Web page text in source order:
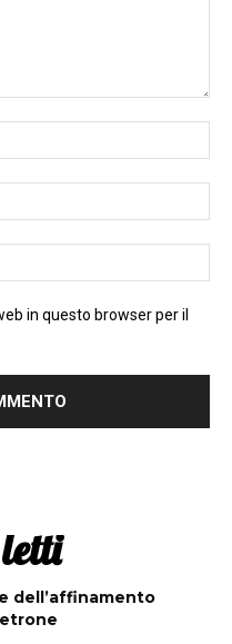
in questo browser per il
dell’affinamento